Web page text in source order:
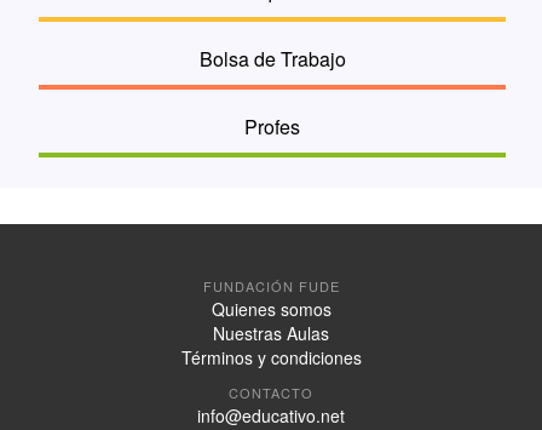
Bolsa de Trabajo
Profes
FUNDACIÓN FUDE
Quienes somos
Nuestras Aulas
Términos y condiciones
CONTACTO
info@educativo.net